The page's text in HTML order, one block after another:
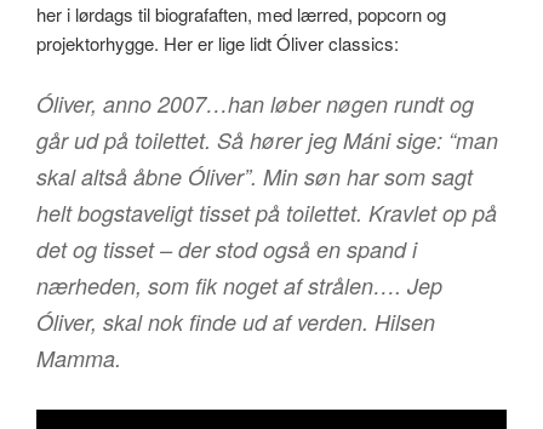
her i lørdags til biografaften, med lærred, popcorn og
projektorhygge. Her er lige lidt Óliver classics:
Óliver, anno 2007…han løber nøgen rundt og
går ud på toilettet. Så hører jeg Máni sige: “man
skal altså åbne Óliver”. Min søn har som sagt
helt bogstaveligt tisset på toilettet. Kravlet op på
det og tisset – der stod også en spand i
nærheden, som fik noget af strålen…. Jep
Óliver, skal nok finde ud af verden. Hilsen
Mamma.